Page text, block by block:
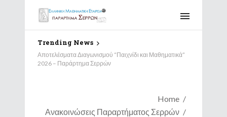
Trending News
Αποτελέσματα Διαγωνισμού “Παιχνίδι και Μαθηματικά”
2026 – Παράρτημα Σερρών
Home
Ανακοινώσεις Παραρτήματος Σερρών